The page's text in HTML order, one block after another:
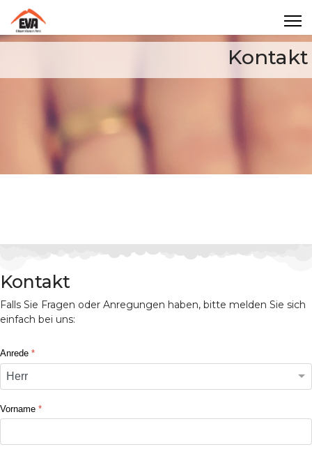
Kontakt
Kontakt
Falls Sie Fragen oder Anregungen haben, bitte melden Sie sich
einfach bei uns:
Anrede *
Vorname *